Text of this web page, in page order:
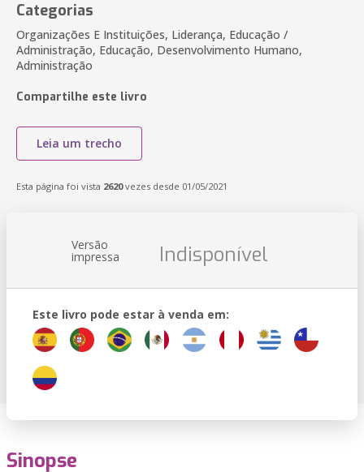
Categorias
Organizações E Instituições, Liderança, Educação /
Administração, Educação, Desenvolvimento Humano,
Administração
Compartilhe este livro
Leia um trecho
Esta página foi vista 2620vezes desde 01/05/2021
Versão
impressa Indisponível
Este livro pode estar à venda em:
Sinopse